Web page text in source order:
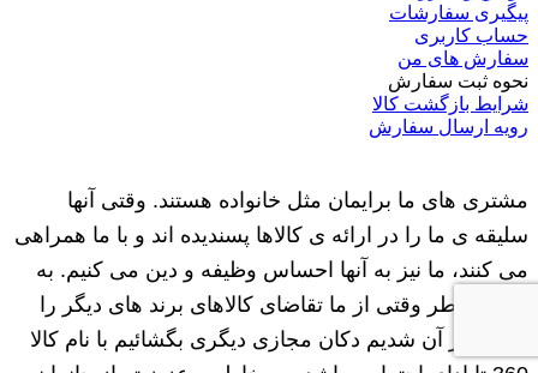
پیگیری سفارشات
حساب کاربری
سفارش های من
نحوه ثبت سفارش
شرایط بازگشت کالا
رویه ارسال سفارش
مشتری های ما برایمان مثل خانواده هستند. وقتی آنها
سلیقه ی ما را در ارائه ی کالاها پسندیده اند و با ما همراهی
می کنند، ما نیز به آنها احساس وظیفه و دین می کنیم. به
همین خاطر وقتی از ما تقاضای کالاهای برند های دیگر را
نمودند بر آن شدیم دکان مجازی دیگری بگشائیم با نام کالا